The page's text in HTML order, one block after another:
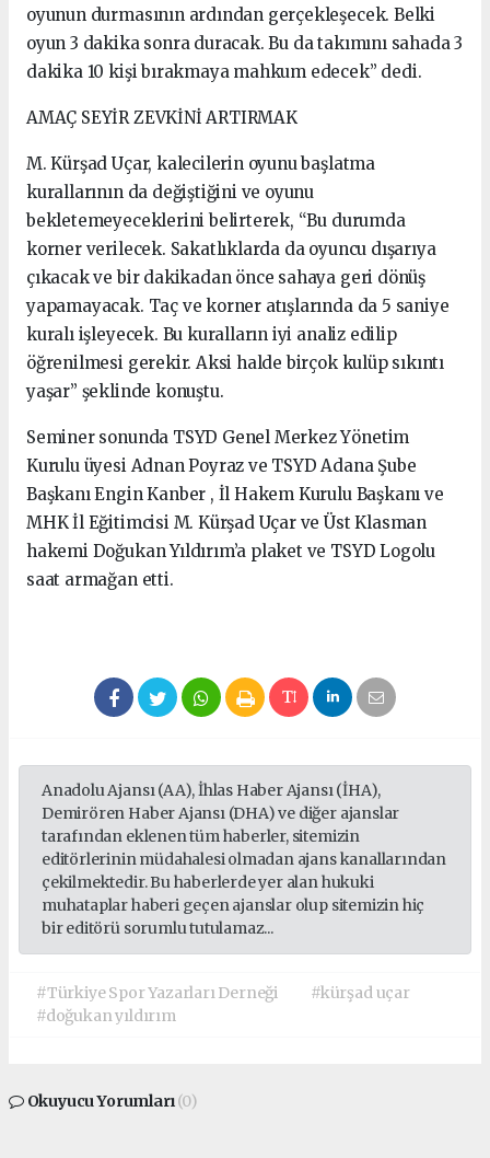
oyunun durmasının ardından gerçekleşecek. Belki
oyun 3 dakika sonra duracak. Bu da takımını sahada 3
dakika 10 kişi bırakmaya mahkum edecek” dedi.
AMAÇ SEYİR ZEVKİNİ ARTIRMAK
M. Kürşad Uçar, kalecilerin oyunu başlatma
kurallarının da değiştiğini ve oyunu
bekletemeyeceklerini belirterek, “Bu durumda
korner verilecek. Sakatlıklarda da oyuncu dışarıya
çıkacak ve bir dakikadan önce sahaya geri dönüş
yapamayacak. Taç ve korner atışlarında da 5 saniye
kuralı işleyecek. Bu kuralların iyi analiz edilip
öğrenilmesi gerekir. Aksi halde birçok kulüp sıkıntı
yaşar” şeklinde konuştu.
Seminer sonunda TSYD Genel Merkez Yönetim
Kurulu üyesi Adnan Poyraz ve TSYD Adana Şube
Başkanı Engin Kanber , İl Hakem Kurulu Başkanı ve
MHK İl Eğitimcisi M. Kürşad Uçar ve Üst Klasman
hakemi Doğukan Yıldırım’a plaket ve TSYD Logolu
saat armağan etti.
Anadolu Ajansı (AA), İhlas Haber Ajansı (İHA),
Demirören Haber Ajansı (DHA) ve diğer ajanslar
tarafından eklenen tüm haberler, sitemizin
editörlerinin müdahalesi olmadan ajans kanallarından
çekilmektedir. Bu haberlerde yer alan hukuki
muhataplar haberi geçen ajanslar olup sitemizin hiç
bir editörü sorumlu tutulamaz...
#Türkiye Spor Yazarları Derneği
#kürşad uçar
#doğukan yıldırım
Okuyucu Yorumları(0)